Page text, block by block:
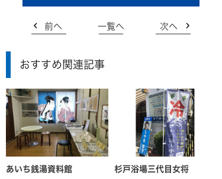
前へ 一覧へ 次へ
おすすめ関連記事
あいち銭湯資料館 杉戸浴場三代目女将